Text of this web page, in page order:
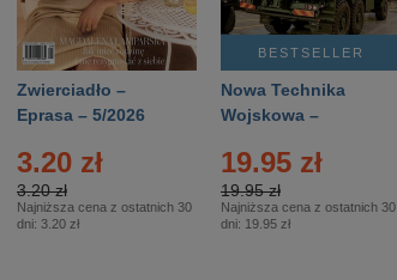
Zwierciadło –
Eprasa – 5/2026
3.20 zł
3.20 zł
Najniższa cena z ostatnich 30
dni: 3.20 zł
BESTSELLER
Nowa Technika
Wojskowa –
19.95 zł
19.95 zł
Najniższa cena z ostatnich 30
dni: 19.95 zł